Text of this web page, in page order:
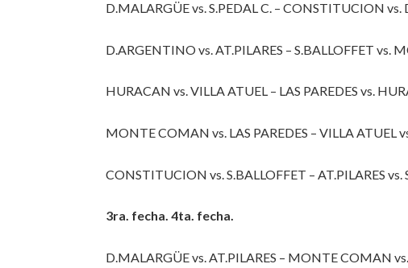
D.MALARGÜE vs. S.PEDAL C. – CONSTITUCION vs.
D.ARGENTINO vs. AT.PILARES – S.BALLOFFET vs.
HURACAN vs. VILLA ATUEL – LAS PAREDES vs.
MONTE COMAN vs. LAS PAREDES – VILLA ATUEL
CONSTITUCION vs. S.BALLOFFET – AT.PILARES vs.
3ra. fecha. 4ta. fecha.
D.MALARGÜE vs. AT.PILARES – MONTE COMAN